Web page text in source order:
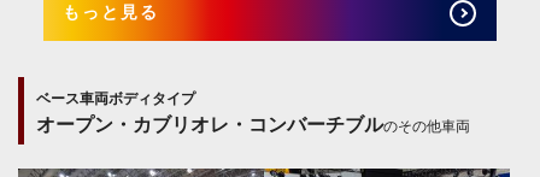
もっと見る
ベース車両ボディタイプ
オープン・カブリオレ・コンバーチブルのその他車両